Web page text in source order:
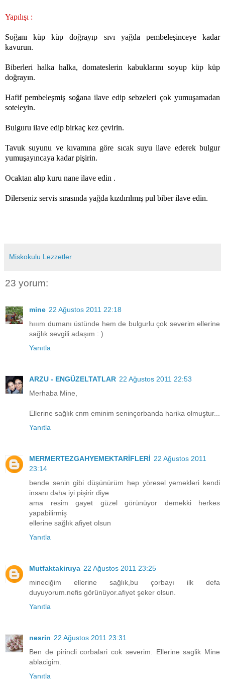
Yapılışı :
Soğanı küp küp doğrayıp sıvı yağda pembeleşinceye kadar
kavurun.
Biberleri halka halka, domateslerin kabuklarını soyup küp küp
doğrayın.
Hafif pembeleşmiş soğana ilave edip sebzeleri çok yumuşamadan
soteleyin.
Bulguru ilave edip birkaç kez çevirin.
Tavuk suyunu ve kıvamına göre sıcak suyu ilave ederek bulgur
yumuşayıncaya kadar pişirin.
Ocaktan alıp kuru nane ilave edin .
Dilerseniz servis sırasında yağda kızdırılmış pul biber ilave edin.
Miskokulu Lezzetler
23 yorum:
mine 22 Ağustos 2011 22:18
hııım dumanı üstünde hem de bulgurlu çok severim ellerine
sağlık sevgili adaşım : )
Yanıtla
ARZU - ENGÜZELTATLAR 22 Ağustos 2011 22:53
Merhaba Mine,
Ellerine sağlık cnm eminim seninçorbanda harika olmuştur...
Yanıtla
MERMERTEZGAHYEMEKTARİFLERİ 22 Ağustos 2011
23:14
bende senin gibi düşünürüm hep yöresel yemekleri kendi
insanı daha iyi pişirir diye
ama resim gayet güzel görünüyor demekki herkes
yapabilirmiş
ellerine sağlık afiyet olsun
Yanıtla
Mutfaktakiruya 22 Ağustos 2011 23:25
mineciğim ellerine sağlık,bu çorbayı ilk defa
duyuyorum.nefis görünüyor.afiyet şeker olsun.
Yanıtla
nesrin 22 Ağustos 2011 23:31
Ben de pirincli corbalari cok severim. Ellerine saglik Mine
ablacigim.
Yanıtla